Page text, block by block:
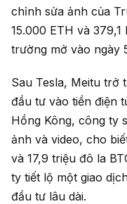
chỉnh sửa ảnh của
15.000 ETH và
trường mở vào ngày
Sau Tesla, Meitu trở
đầu tư vào tiền điện
Hồng Kông, công ty
ảnh và video, cho
và 17,9 triệu đô la
ty tiết lộ một giao
đầu tư lâu dài.